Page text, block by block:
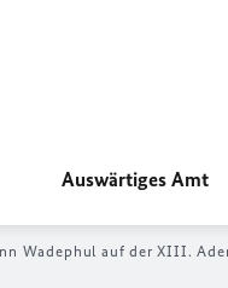
Auswärtiges Amt
Wadephul auf der XIII.